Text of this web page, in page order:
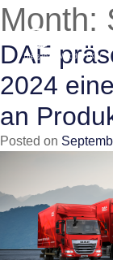
Month:
DAF
2024
an
Posted on